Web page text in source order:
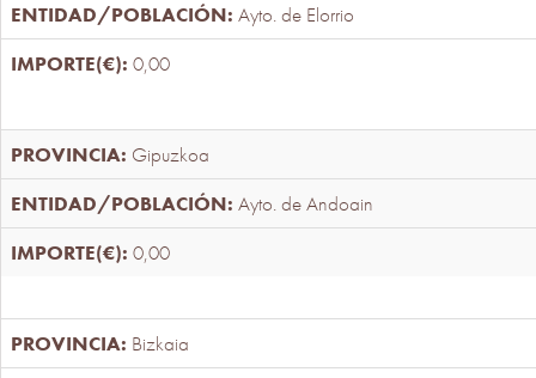
Ayto. de Elorrio
0,00
Gipuzkoa
Ayto. de Andoain
0,00
Bizkaia